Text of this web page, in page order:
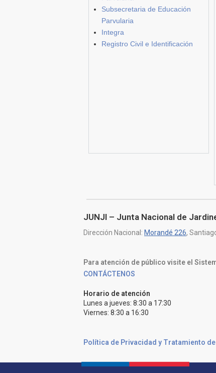
Subsecretaria de Educación
Parvularia
Integra
Registro Civil e Identificación
JUNJI – Junta Nacional de
Dirección Nacional: Morandé 226,
Para atención de público visite el
CONTÁCTENOS
Horario de atención
Lunes a jueves: 8:30 a 17:30
Viernes: 8:30 a 16:30
Política de Privacidad y Tratamiento de